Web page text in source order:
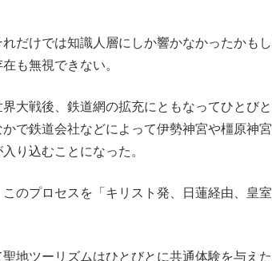
だけでは知識人層にしか響かなかったかも
も無視できない。
大戦後、鉄道網の拡充にともなってひとび
かで鉄道会社などによって伊勢神宮や橿原神
り込むことになった。
のプロセスを「キリスト発、日蓮経由、皇
地ツーリズムはひとびとに共通体験を与え